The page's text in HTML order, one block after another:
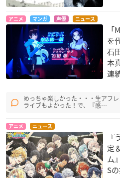
アニメ マンガ 声優 ニュース
を
石
本
連
めっちゃ楽しかった・・・生アフ
ライブもよかった！で、『感…
アニメ ニュース
定
ム
S